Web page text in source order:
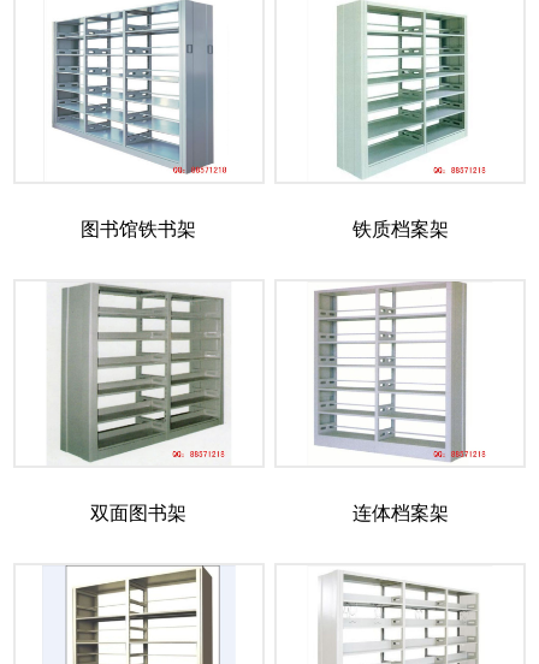
图书馆铁书架 铁质档案架
双面图书架 连体档案架